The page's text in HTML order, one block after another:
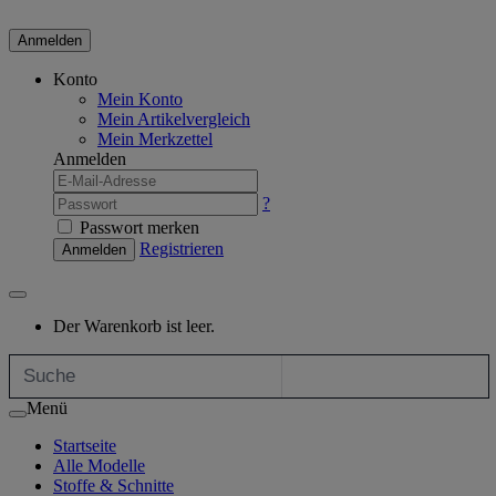
Anmelden
Konto
Mein Konto
Mein Artikelvergleich
Mein Merkzettel
Anmelden
?
Passwort merken
Anmelden Registrieren
Der Warenkorb ist leer.
Menü
Startseite
Alle Modelle
Stoffe & Schnitte